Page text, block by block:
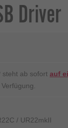
Driver
steht ab sofort auf
/ UR22mkII